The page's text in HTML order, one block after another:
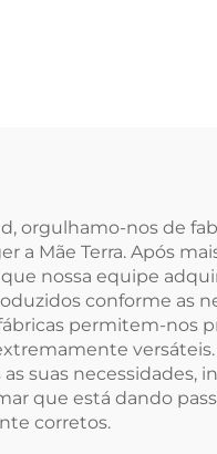
Branco
orgulhamo-nos de
a Mãe Terra. Após
nossa equipe
conforme as
permitem-nos
suas necessidades,
que está dando
corretos.